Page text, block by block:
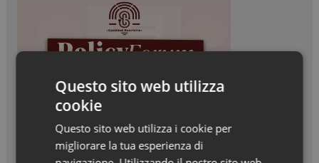
Questo sito web utilizza
cookie
Questo sito web utilizza i cookie per
migliorare la tua esperienza di